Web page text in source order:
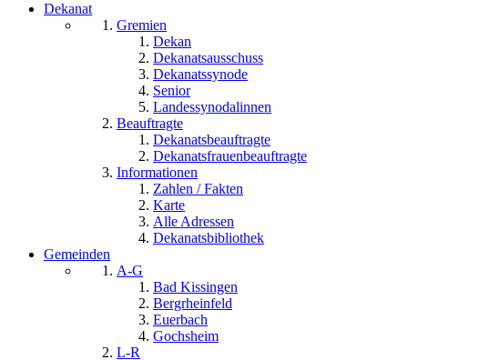
Dekanat
Gremien
Dekan
Dekanatsausschuss
Dekanatssynode
Senior
Landessynodalinnen
Beauftragte
Dekanatsbeauftragte
Dekanatsfrauenbeauftragte
Informationen
Zahlen / Fakten
Karte
Alle Adressen
Dekanatsbibliothek
Gemeinden
A-G
Bad Kissingen
Bergrheinfeld
Euerbach
Gochsheim
L-R